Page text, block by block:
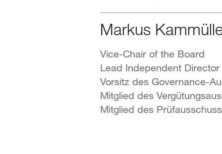
Markus
Vice-Chair of the Board
Lead Independent Director
Vorsitz des Governance-
Mitglied des
Mitglied des